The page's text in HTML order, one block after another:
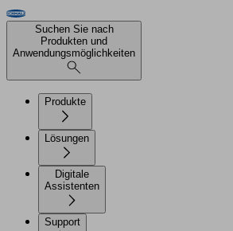
Suchen Sie nach
Produkten und
Anwendungsmöglichkeiten
Produkte
Lösungen
Digitale
Assistenten
Support